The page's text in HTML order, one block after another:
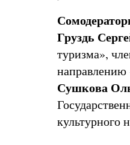
Груздь
туризма»,
Сушкова
культурного